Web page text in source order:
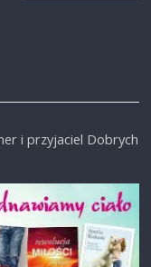
i przyjaciel Dobrych